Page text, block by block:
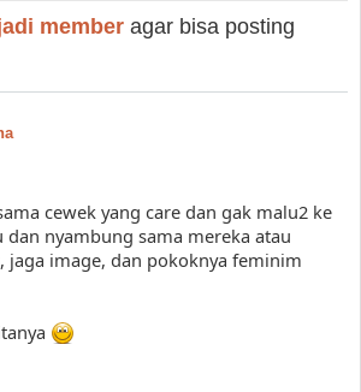
member agar bisa posting
cewek yang care dan gak malu2 ke
dan nyambung sama mereka atau
jaga image, dan pokoknya feminim